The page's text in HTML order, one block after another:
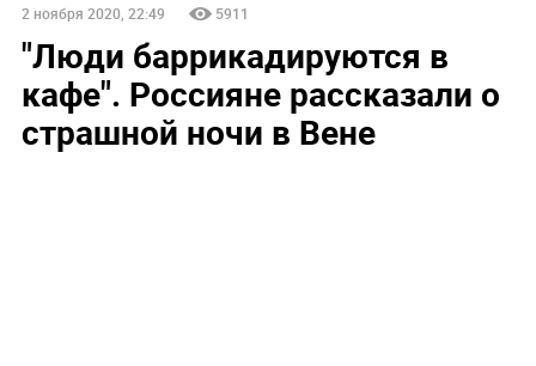
2 ноября 2020, 22:49 5911
"Люди баррикадируются в
кафе". Россияне рассказали о
страшной ночи в Вене